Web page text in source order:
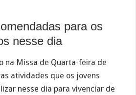
para os
nesse dia
na Missa de Quarta-feira de
atividades que os jovens
nesse dia para vivenciar de